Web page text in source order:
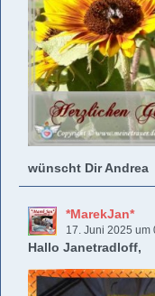
wünscht Dir Andrea
*MarekJan*
17. Juni 2025 um
Hallo Janetradloff,